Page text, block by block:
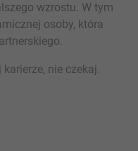
wzrostu. W tym
osoby, która
nie czekaj.